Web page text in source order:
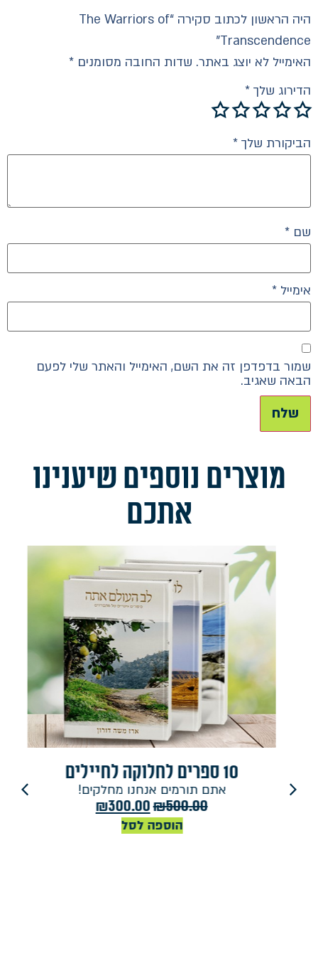
היה הראשון לכתוב סקירה “The Warriors of
Transcendence”
האימייל לא יוצג באתר. שדות החובה מסומנים *
הדירוג שלך *
הביקורת שלך *
שם *
אימייל *
שמור בדפדפן זה את השם, האימייל והאתר שלי לפעם
הבאה שאגיב.
מוצרים נוספים שיענינו
אתכם
10 ספרים לחלוקה לחיילים
אתם תורמים אנחנו מחלקים!
₪500.00
₪300.00
הוספה לסל